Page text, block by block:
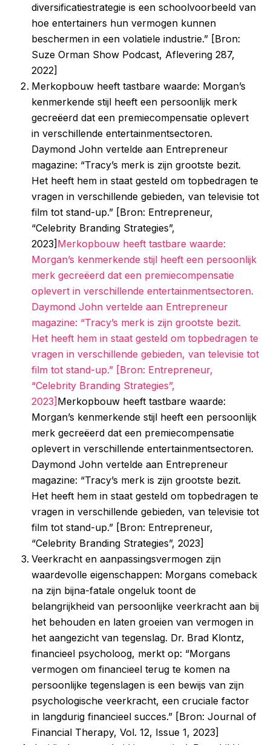
diversificatiestrategie is een schoolvoorbeeld van
hoe entertainers hun vermogen kunnen
beschermen in een volatiele industrie.” [Bron:
Suze Orman Show Podcast, Aflevering 287,
2022]
Merkopbouw heeft tastbare waarde: Morgan’s
kenmerkende stijl heeft een persoonlijk merk
gecreëerd dat een premiecompensatie oplevert
in verschillende entertainmentsectoren.
Daymond John vertelde aan Entrepreneur
magazine: “Tracy’s merk is zijn grootste bezit.
Het heeft hem in staat gesteld om topbedragen te
vragen in verschillende gebieden, van televisie tot
film tot stand-up.” [Bron: Entrepreneur,
“Celebrity Branding Strategies”,
2023] Merkopbouw heeft tastbare waarde:
Morgan’s kenmerkende stijl heeft een persoonlijk
merk gecreëerd dat een premiecompensatie
oplevert in verschillende entertainmentsectoren.
Daymond John vertelde aan Entrepreneur
magazine: “Tracy’s merk is zijn grootste bezit.
Het heeft hem in staat gesteld om topbedragen te
vragen in verschillende gebieden, van televisie tot
film tot stand-up.” [Bron: Entrepreneur,
“Celebrity Branding Strategies”,
2023] Merkopbouw heeft tastbare waarde:
Morgan’s kenmerkende stijl heeft een persoonlijk
merk gecreëerd dat een premiecompensatie
oplevert in verschillende entertainmentsectoren.
Daymond John vertelde aan Entrepreneur
magazine: “Tracy’s merk is zijn grootste bezit.
Het heeft hem in staat gesteld om topbedragen te
vragen in verschillende gebieden, van televisie tot
film tot stand-up.” [Bron: Entrepreneur,
“Celebrity Branding Strategies”, 2023]
Veerkracht en aanpassingsvermogen zijn
waardevolle eigenschappen: Morgans comeback
na zijn bijna-fatale ongeluk toont de
belangrijkheid van persoonlijke veerkracht aan bij
het behouden en laten groeien van vermogen in
het aangezicht van tegenslag. Dr. Brad Klontz,
financieel psycholoog, merkt op: “Morgans
vermogen om financieel terug te komen na
persoonlijke tegenslagen is een bewijs van zijn
psychologische veerkracht, een cruciale factor
in langdurig financieel succes.” [Bron: Journal of
Financial Therapy, Vol. 12, Issue 1, 2023]